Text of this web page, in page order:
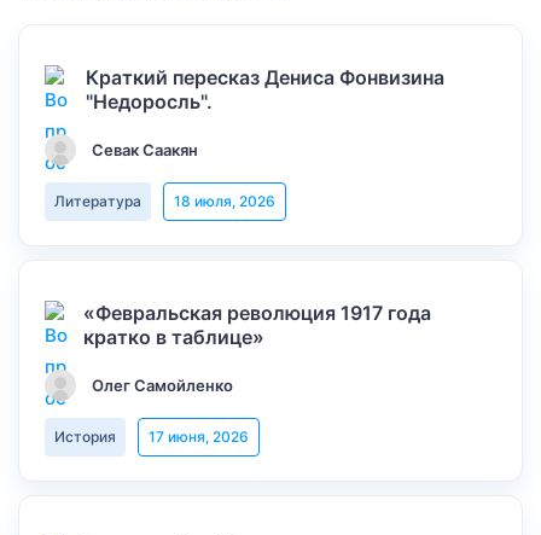
Краткий пересказ Дениса Фонвизина
"Недоросль".
Севак Саакян
Литература 18 июля, 2026
«Февральская революция 1917 года
кратко в таблице»
Олег Самойленко
История 17 июня, 2026